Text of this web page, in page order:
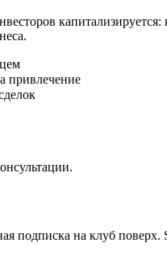
капитализируется:
привлечение
подписка на клуб